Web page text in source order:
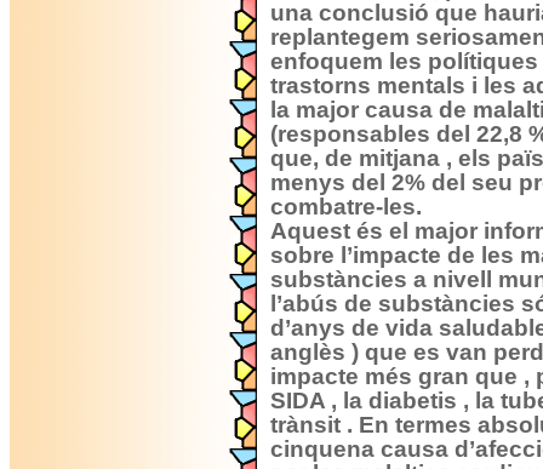
una conclusió que
replantegem
enfoquem les
trastorns mentals i les
la major causa de
(responsables del 22,8
que, de mitjana , els
menys del 2% del seu
combatre-les.
Aquest és el major
sobre l’impacte de les
substàncies a nivell
l’abús de substàncies
d’anys de vida
anglès ) que es van
impacte més gran que ,
SIDA , la diabetis , la
trànsit . En termes
cinquena causa